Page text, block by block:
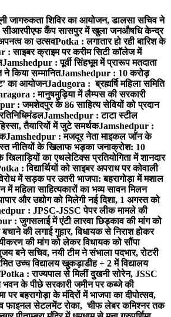
जागरुकता शिविर का आयोजन, डालसा सचिव ने
कैंप सासपुर में खुला जनऔषधि केन्द्र
का उत्सवPotka : लगातार हो रही बारिश के
: साइबर क्राइम पर करीम सिटी कॉलेज में
Jamshedpur : पूर्वी सिंहभूम में प्रारूप मतदाता
किया सम्मानितJamshedpur : 10 करोड़
का आयोजनJadugora : ब्रह्मर्षि महिला समिति
: मानुषमुड़िया में लैम्पस की सरकारी
: जमशेदपुर के 86 साहित्य सेवियों को प्रदान
Jamshedpur : टाटा स्टील
तैयारियों में जुटे समर्थकJamshedpur :
Jamshedpur : मजदूर नेता माइकल जॉन के
नीतियों के खिलाफ भड़का जनाक्रोश: 10
खिलाड़ियों का एथलेटिक्स प्रतियोगिता में शानदार
: विद्यार्थियों को साइबर अपराध पर कोवाली
में सड़क पर उतरी भाजपा: बहरागोड़ा में मशाल
महिला साहित्यकारों का भव्य सावन मिलन
और उद्योग को मिलेगी नई दिशा, 1 अगस्त को
: JPSC-JSSC पेपर लीक मामले की
: जुगसलाई में एंटी लारवा छिड़काव की मांग को
की लगाई गुहार, विधायक से निराश होकर
की मांग को लेकर विधायक को सौंपा
बने सचिव, नयी टीम ने संभाला पदभार, रोटरी
उच्च विद्यालय खुकड़ाडीह + 2 में विद्यालय
Potka : राज्यपाल से मिलीं दुखनी सोरेन, JSSC
के पीछे सरकारी जमीन पर कब्जे की
पर बहरागोड़ा के मंदिरों में भाजपा का दीपोत्सव,
व फाइनल सेटलमेंट रोका, चीफ लेबर कमिश्नर तक